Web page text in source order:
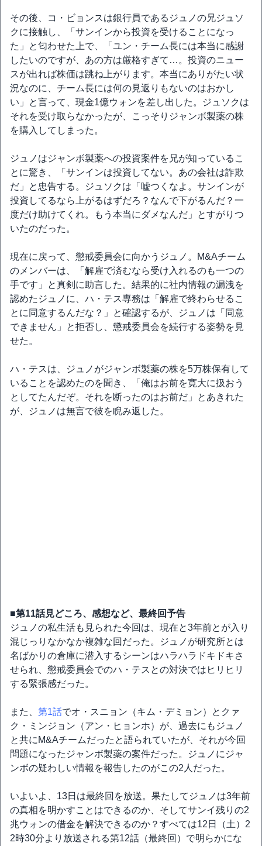
その後、コ・ビョンスは銀行員であるジュノの兄ジュソ
クに接触し、「サンインから投資を受けることになっ
た」と匂わせた上で、「ユン・チーム長には本当に感謝
したいのですが、あの方は厳格すぎて…。投資のニュー
スが出れば株価は跳ね上がります。本当にありがたい状
況なのに、チーム長には何の見返りもないのはおかし
い」と言って、現金1億ウォンを差し出した。ジュソクは
それを受け取らなかったが、こっそりジャンボ製薬の株
を購入してしまった。
ジュノはジャンボ製薬への投資案件を兄が知っているこ
とに驚き、「サンインは投資してない。あの会社は詐欺
だ」と忠告する。ジュソクは「嘘つくなよ。サンインが
投資してるなら上がるはずだろ？なんで下がるんだ？一
度だけ助けてくれ。もう本当にダメなんだ」とすがりつ
いたのだった。
現在に戻って、懲戒委員会に向かうジュノ。M&Aチーム
のメンバーは、「解雇で済むなら受け入れるのも一つの
手です」と真剣に助言した。結果的に社内情報の漏洩を
認めたジュノに、ハ・テス専務は「解雇で終わらせるこ
とに同意するんだな？」と確認するが、ジュノは「同意
できません」と拒否し、懲戒委員会を続行する姿勢を見
せた。
ハ・テスは、ジュノがジャンボ製薬の株を5万株保有して
いることを認めたのを聞き、「俺はお前を寛大に扱おう
としてたんだぞ。それを断ったのはお前だ」とあきれた
が、ジュノは無言で彼を睨み返した。
■第11話見どころ、感想など、最終回予告
ジュノの私生活も見られた今回は、現在と3年前とが入り
混じっりなかなか複雑な回だった。ジュノが研究所とは
名ばかりの倉庫に潜入するシーンはハラハラドキドキさ
せられ、懲戒委員会でのハ・テスとの対決ではヒリヒリ
する緊張感だった。
また、 第1話でオ・スニョン（キム・デミョン）とクァ
ク・ミンジョン（アン・ヒョンホ）が、過去にもジュノ
と共にM&Aチームだったと語られていたが、それが今回
問題になったジャンボ製薬の案件だった。ジュノにジャ
ンボの疑わしい情報を報告したのがこの2人だった。
いよいよ、13日は最終回を放送。果たしてジュノは3年前
の真相を明かすことはできるのか、そしてサンイ残りの2
兆ウォンの借金を解決できるのか？すべては12日（土）2
2時30分より放送される第12話（最終回）で明らかにな